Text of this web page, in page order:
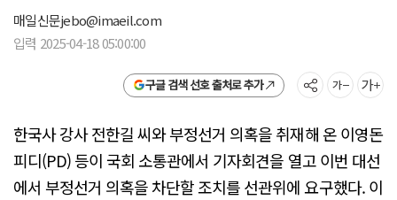
매일신문jebo@imaeil.com
입력 2025-04-18 05:00:00
구글 검색 선호 출처로 추가
한국사 강사 전한길 씨와 부정선거 의혹을 취재해 온 이영돈
피디(PD) 등이 국회 소통관에서 기자회견을 열고 이번 대선
에서 부정선거 의혹을 차단할 조치를 선관위에 요구했다. 이